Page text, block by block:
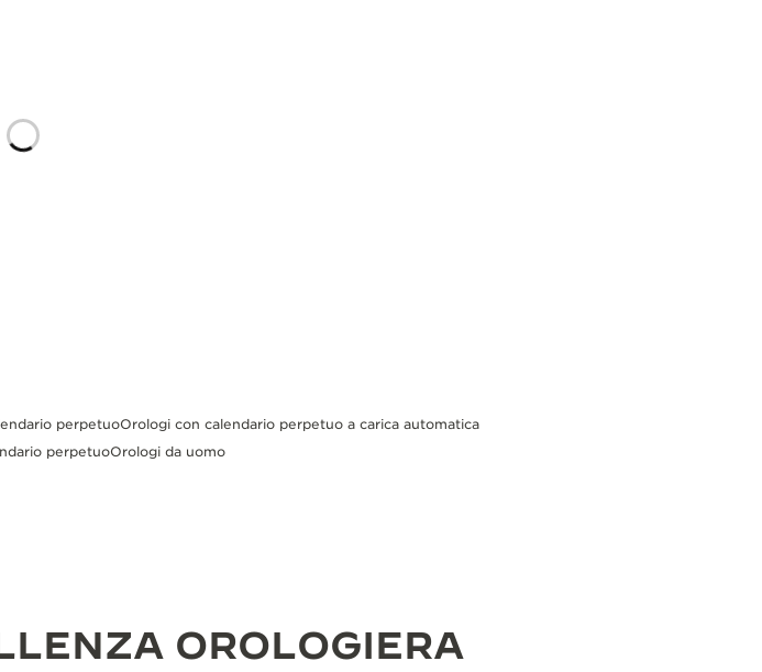
perpetuoOrologi con calendario perpetuo a carica automatica
perpetuoOrologi da uomo
OROLOGIERA